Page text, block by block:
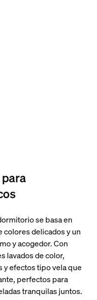
se basa en
colores delicados y un
y acogedor. Con
lavados de color,
efectos tipo vela que
perfectos para
tranquilas juntos.